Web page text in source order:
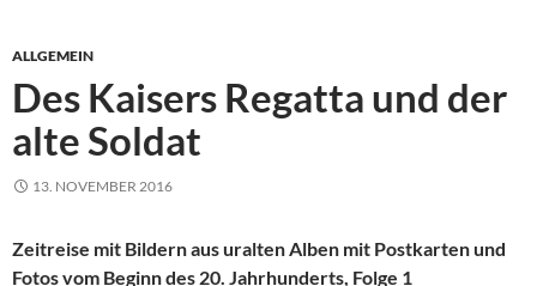
ALLGEMEIN
Des Kaisers Regatta und der
alte Soldat
13. NOVEMBER 2016
Zeitreise mit Bildern aus uralten Alben mit Postkarten und
Fotos vom Beginn des 20. Jahrhunderts, Folge 1